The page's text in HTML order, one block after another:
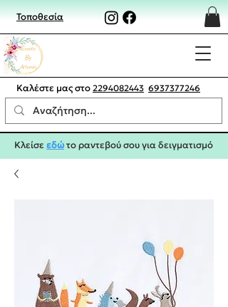
Τοποθεσία
Καλέστε μας στο 2294082443 6937377246
Κλείσεεδώτο ραντεβού σου για δειγματισμό